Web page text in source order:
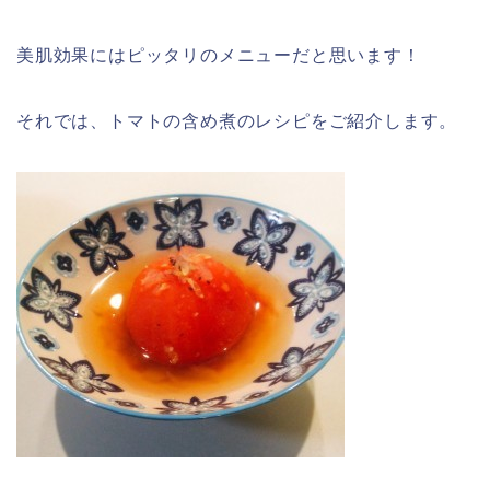
美肌効果にはピッタリのメニューだと思います！
それでは、トマトの含め煮のレシピをご紹介します。